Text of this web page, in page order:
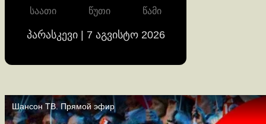
საათი წუთი წამი
პარასკევი | 7 აგვისტო 2026